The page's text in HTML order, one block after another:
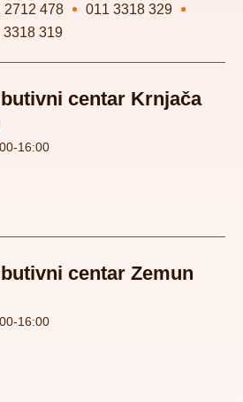
2712 478
011 3318 329
3318 319
centar Krnjača
16:00
centar Zemun
16:00